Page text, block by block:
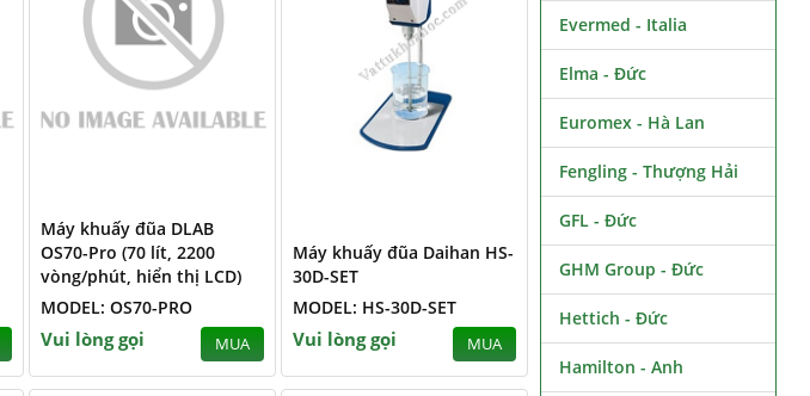
Máy khuấy đũa DLAB
OS70-Pro (70 lít, 2200
vòng/phút, hiển thị LCD)
MODEL: OS70-PRO
Vui lòng gọi MUA
Máy khuấy đũa Daihan HS-
30D-SET
MODEL: HS-30D-SET
Vui lòng gọi MUA
Evermed - Italia
Elma - Đức
Euromex - Hà Lan
Fengling - Thượng Hải
GFL - Đức
GHM Group - Đức
Hettich - Đức
Hamilton - Anh